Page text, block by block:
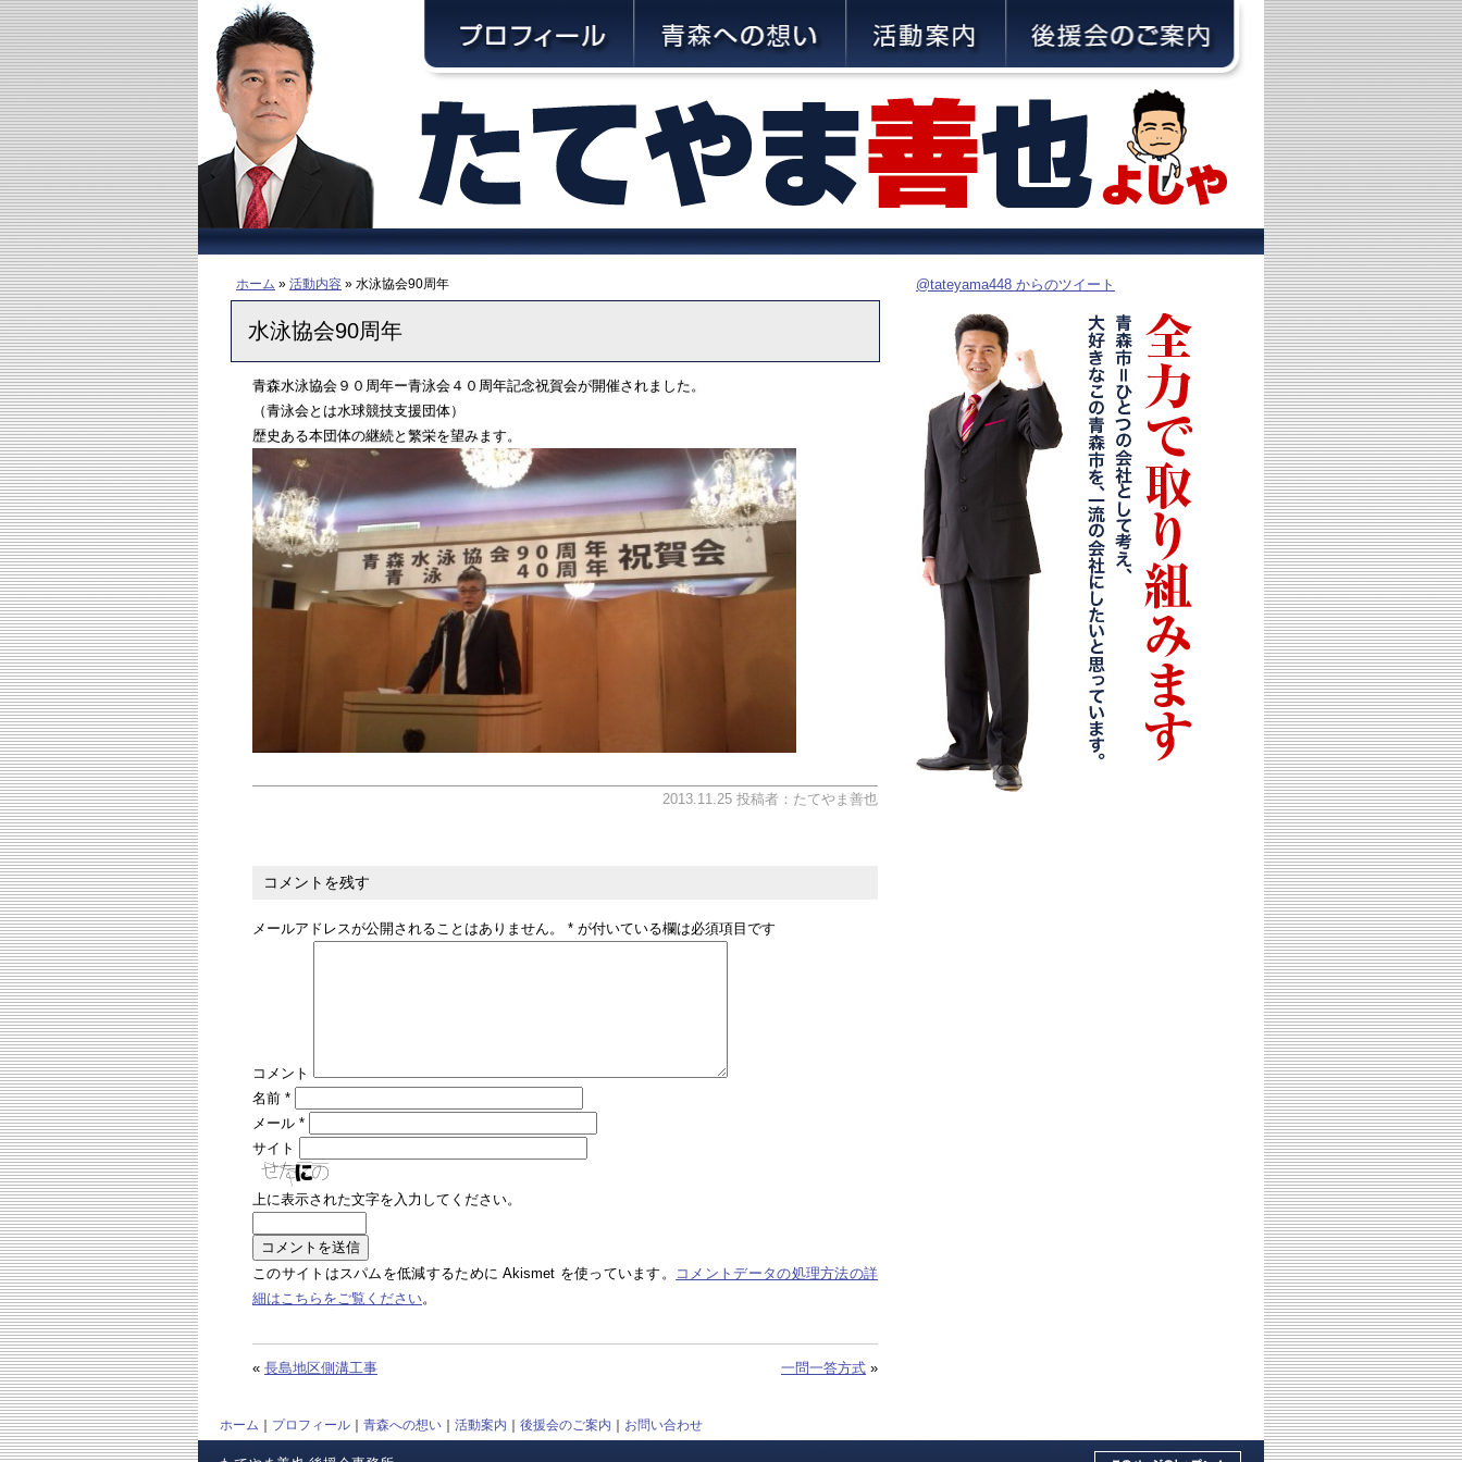
ホーム » 活動内容 » 水泳協会90周年
水泳協会90周年
青森水泳協会９０周年ー青泳会４０周年記念祝賀会が開催されました。
（青泳会とは水球競技支援団体）
歴史ある本団体の継続と繁栄を望みます。
2013.11.25 投稿者：たてやま善也
コメントを残す
メールアドレスが公開されることはありません。 * が付いている欄は必須項目です
コメント
名前 *
メール *
サイト
上に表示された文字を入力してください。
このサイトはスパムを低減するために Akismet を使っています。
コメントデータの処理方法の詳
細はこちらをご覧ください。
« 長島地区側溝工事 一問一答方式 »
@tateyama448 からのツイート
ホーム プロフィール 青森への想い 活動案内 後援会のご案内 お問い合わせ